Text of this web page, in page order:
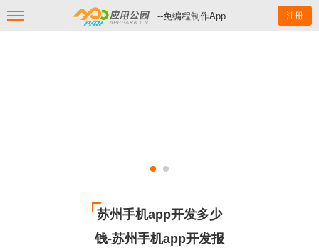
--免编程制作App 注册
苏州手机app开发多少
钱-苏州手机app开发报